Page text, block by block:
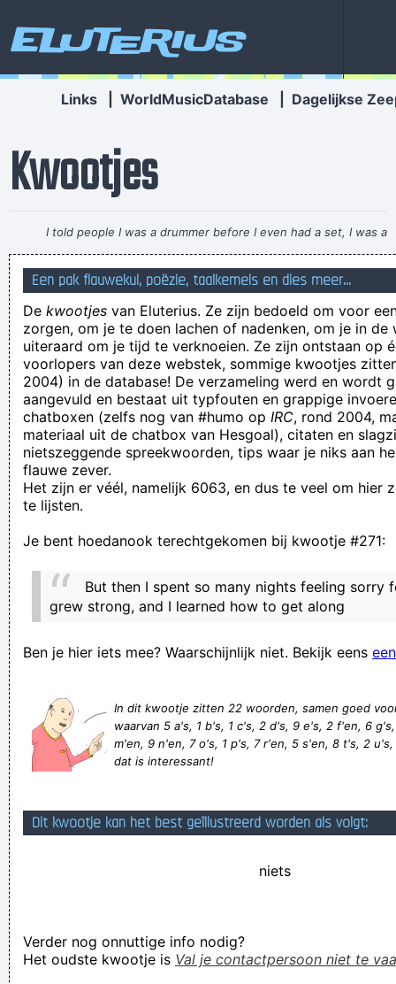
Eluterius
Links WorldMusicDatabase Dagelijkse
Kwootjes
I told people I was a drummer before I even had a set, I was a
mental drummer.~ Keith Moon
een dove pastoor vindt geen gehoor
Even aan iedereen die me wilt verwijderen of blokkeren even
dit: het is geen vliegveld hier, je hoeft je vertrek niet aan te
kondigen!
zal ik eens een deskundig oordeel vellen over jouw soepje,
of hedde zoiets van "Da boeit me ni"...?
de wedstrijd speculaastrekken eindigde onbeslist wegens
Diej twéé verdachte types aanne toog vrogge zicht Aaf
vuust in ziene mond steit te danse ??
zieli9ste figuur op HE5G0AL chat, gaat hier aangevuld
iets met anusogen bewaken
how to boil water by using his dick to light the fire.
Hèhè, hij zeikt verder in z'n broek!
ik denk dat ik denk, dus ik denk denk ik
De Platte-Aarde-Beweging. Want ook wetenschappers
Drie mannen zijn elkaar in pretpark De Efteling te lijf gegaan
Verknoei je tijd op een nuttige manier!
Een pak flauwekul, poëzie, taalkemels en dies meer...
De kwootjes van Eluterius. Ze zijn bedoeld om voor
zorgen, om je te doen lachen of nadenken, om je in de
uiteraard om je tijd te verknoeien. Ze zijn ontstaan op
voorlopers van deze webstek, sommige kwootjes
2004) in de database! De verzameling werd en wordt
aangevuld en bestaat uit typfouten en grappige
chatboxen (zelfs nog van #humo op IRC, rond 2004,
materiaal uit de chatbox van Hesgoal), citaten en
nietszeggende spreekwoorden, tips waar je niks aan
flauwe zever.
Het zijn er véél, namelijk 6063, en dus te veel om hier
te lijsten.
Je bent hoedanook terechtgekomen bij kwootje #271:
But then I spent so many nights feeling sorry
grew strong, and I learned how to get along
Ben je hier iets mee? Waarschijnlijk niet. Bekijk eens
In dit kwootje zitten 22 woorden, samen goed
waarvan 5 a's, 1 b's, 1 c's, 2 d's, 9 e's, 2 f'en, 6
m'en, 9 n'en, 7 o's, 1 p's, 7 r'en, 5 s'en, 8 t's, 2
dat is interessant!
Dit kwootje kan het best geïllustreerd worden als volgt:
niets
Verder nog onnuttige info nodig?
Het oudste kwootje is Val je contactpersoon niet te